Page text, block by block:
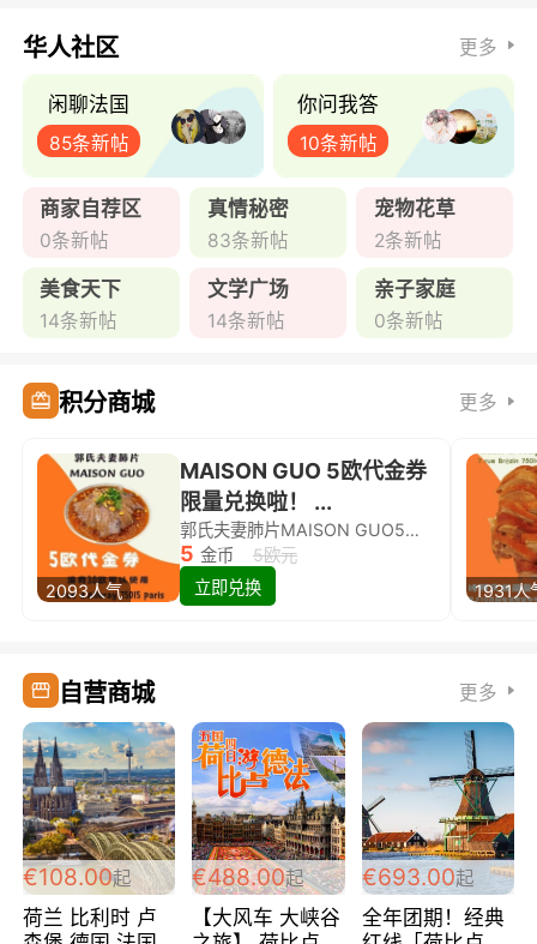
华人社区 更多
闲聊法国
85条新帖
你问我答
10条新帖
商家自荐区
0条新帖
真情秘密
83条新帖
宠物花草
2条新帖
美食天下
14条新帖
文学广场
14条新帖
亲子家庭
0条新帖
积分商城 更多
2093人气
MAISON GUO 5欧代金券
限量兑换啦！ ...
郭氏夫妻肺片MAISON GUO5欧代金券限量兑换啦！
5 金币
5欧元
立即兑换
1931人
自营商城 更多
€108.00起
荷兰 比利时 卢
€488.00起
【大风车 大峡谷
€693.00起
全年团期！经典